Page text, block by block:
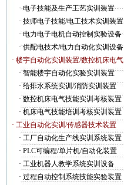
·电子技能及生产工艺实训装置
·技师电子技能/电工技术实训装置
·电力电子电机自动控制实验设备
·供配电技术/电力自动化实训设备
· 楼宇自动化实训装置/数控机床电气
·智能楼宇自动化实验实训装置
· 给排水系统实训/消防实训装置
· 数控机床电气技能实训考核装置
· 机床电气技能培训考核实训装置
· 工业自动化实训/传感器技术装置
· 工厂自动化生产线实训系统装置
· PLC可编程/单片机/自动化装置
· 工业机器人教学系统实训设备
· 过程自动控制系统技能实验装置